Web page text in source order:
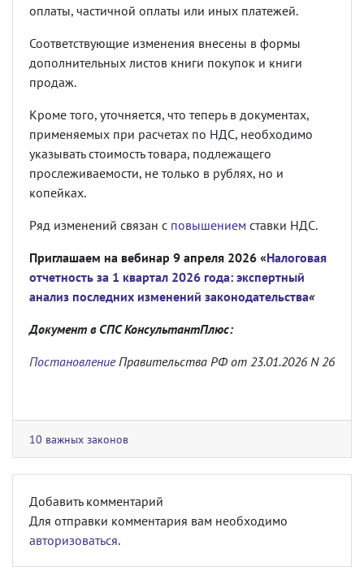
оплаты, частичной оплаты или иных платежей.
Соответствующие изменения внесены в формы
дополнительных листов книги покупок и книги
продаж.
Кроме того, уточняется, что теперь в документах,
применяемых при расчетах по НДС, необходимо
указывать стоимость товара, подлежащего
прослеживаемости, не только в рублях, но и
копейках.
Ряд изменений связан с повышением ставки НДС.
Приглашаем на вебинар 9 апреля 2026 «Налоговая
отчетность за 1 квартал 2026 года: экспертный
анализ последних изменений законодательства«
Документ в СПС КонсультантПлюс:
ПостановлениеПравительства РФ от 23.01.2026 N 26
10 важных законов
Добавить комментарий
Для отправки комментария вам необходимо
авторизоваться.